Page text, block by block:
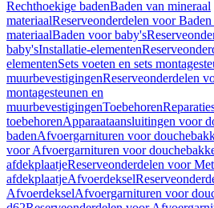
Rechthoekige badenBaden van mineraal
materiaalReserveonderdelen voor
materiaalBaden voor baby's
baby'sInstallatie-elementen
elementenSets voeten en sets
muurbevestigingenReserveonderdelen
montagesteunen en
muurbevestigingenToebehoren
toebehorenApparaataansluitingen voor
badenAfvoergarnituren voor
voor Afvoergarnituren voor
afdekplaatjeReserveonderdelen voor Met
afdekplaatjeAfvoerdeksel
AfvoerdekselAfvoergarnituren voor